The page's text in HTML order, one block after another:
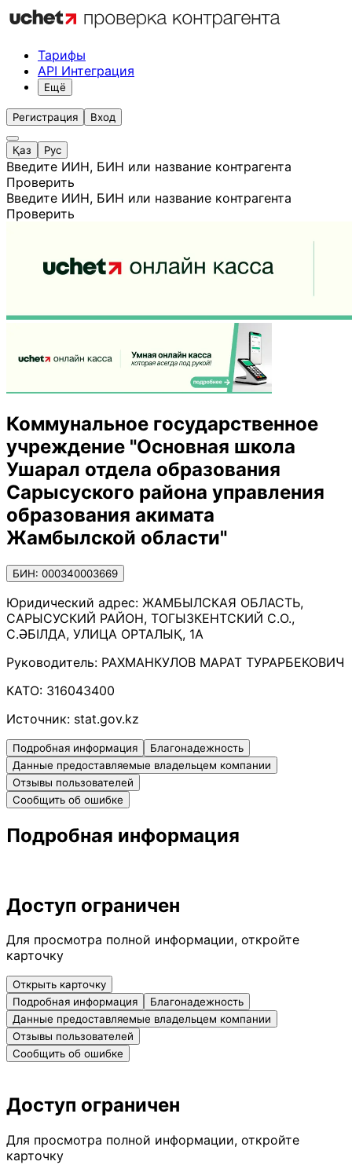
Тарифы
API Интеграция
Ещё
Регистрация Вход
Қаз Рус
Введите ИИН, БИН или название контрагента
Проверить
Введите ИИН, БИН или название контрагента
Проверить
Коммунальное государственное
учреждение "Основная школа
Ушарал отдела образования
Сарысуского района управления
образования акимата
Жамбылской области"
БИН: 000340003669
Юридический адрес: ЖАМБЫЛСКАЯ ОБЛАСТЬ,
САРЫСУСКИЙ РАЙОН, ТОГЫЗКЕНТСКИЙ С.О.,
С.ӘБІЛДА, УЛИЦА ОРТАЛЫҚ, 1А
Руководитель: РАХМАНКУЛОВ МАРАТ ТУРАРБЕКОВИЧ
КАТО: 316043400
Источник: stat.gov.kz
Подробная информация
Благонадежность
Данные предоставляемые владельцем компании
Отзывы пользователей
Сообщить об ошибке
Подробная информация
Доступ ограничен
Для просмотра полной информации, откройте
карточку
Открыть карточку
Подробная информация
Благонадежность
Данные предоставляемые владельцем компании
Отзывы пользователей
Сообщить об ошибке
Доступ ограничен
Для просмотра полной информации, откройте
карточку